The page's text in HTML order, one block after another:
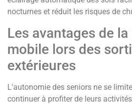
nocturnes et réduit les risques de
Les avantages de
mobile lors des
extérieures
L'autonomie des seniors ne se
continuer à profiter de leurs